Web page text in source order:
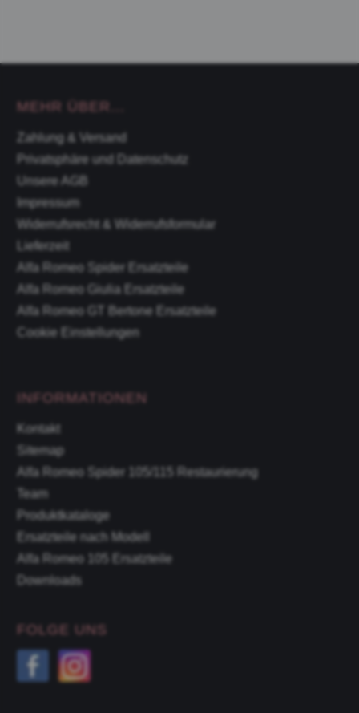
MEHR ÜBER...
Zahlung & Versand
Privatsphäre und Datenschutz
Unsere AGB
Impressum
Widerrufsrecht & Widerrufsformular
Lieferzeit
Alfa Romeo Spider Ersatzteile
Alfa Romeo Giulia Ersatzteile
Alfa Romeo GT Bertone Ersatzteile
Cookie Einstellungen
INFORMATIONEN
Kontakt
Sitemap
Alfa Romeo Spider 105/115 Restaurierung
Team
Produktkataloge
Ersatzteile nach Modell
Alfa Romeo 105 Ersatzteile
Downloads
FOLGE UNS